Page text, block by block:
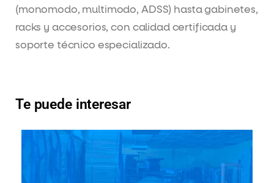
(monomodo, multimodo, ADSS) hasta gabinetes,
racks y accesorios, con calidad certificada y
soporte técnico especializado.
Te puede interesar